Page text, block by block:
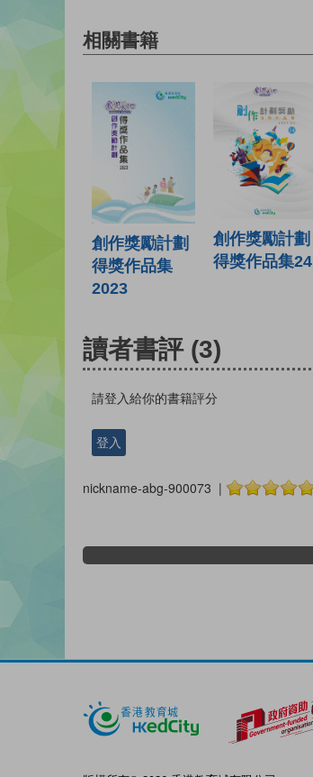
相關書籍
創作獎勵計劃
得獎作品集
2023
創作獎勵計劃
得獎作品集24
讀者書評 (3)
請登入給你的書籍評分
登入
nickname-abg-900073 |